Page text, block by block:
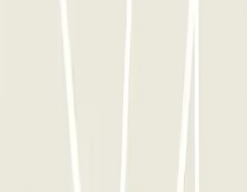
pouvez entrer et sortir du
vous le souhaitez.